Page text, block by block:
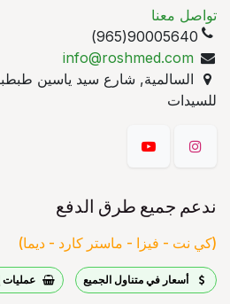
تواصل معنا
90005640(965)
info@roshmed.com
السالمية, شارع سيد ياسين
للسيدات
ندعم جميع طرق الدفع
(كي نت - فيزا - ماستر كارد - ديما)
أسعار في متناول الجميع عمليات